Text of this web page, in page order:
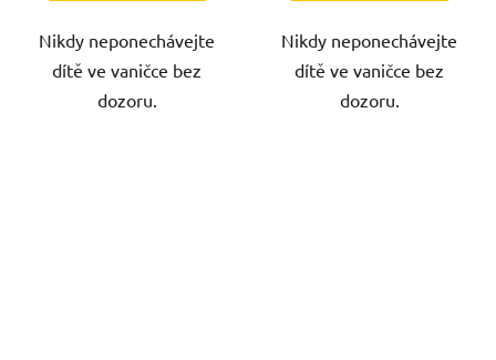
Nikdy neponechávejte
dítě ve vaničce bez
dozoru.
Nikdy neponechávejte
dítě ve vaničce bez
dozoru.